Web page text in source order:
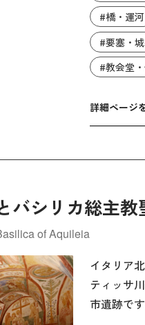
の次の教
教皇庁を
そこから
宮殿が築
が増築さ
化人が訪
#橋・運河
#要塞・
#教会堂
詳細ページ
バシリカ総主教
of Aquileia
イタリア
ティッサ
市遺跡で